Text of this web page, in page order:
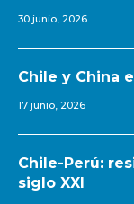
30 junio, 2026
Chile y China
17 junio, 2026
Chile-Perú:
siglo XXI